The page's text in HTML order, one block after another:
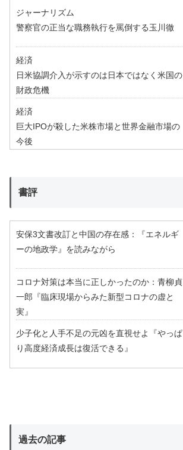
ジャーナリズム
警察官の正当な職務執行を罵倒する玉川徹
経済
日米協調介入が示すのは日本ではなく米国の
財政危機
経済
巨大IPOが殺した米株市場と世界金融市場の
今後
書評
安保3文書改訂と中国の存在感：『エネルギ
ーの地政学』を読みながら
コロナ対策は本当に正しかったのか：青柳貞
一郎『臨床現場からみた新型コロナの虚と
実』
少子化と人手不足の元凶を直視せよ『やっぱ
り高度経済成長は復活できる』
過去の記事